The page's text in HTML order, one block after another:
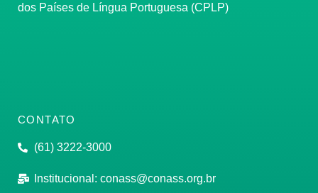
dos Países de Língua Portuguesa (CPLP)
CONTATO
(61) 3222-3000
Institucional: conass@conass.org.br